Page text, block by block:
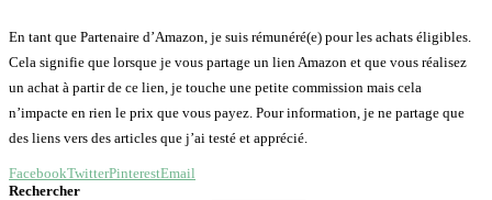
En tant que Partenaire d’Amazon, je suis rémunéré(e) pour les achats éligibles.
Cela signifie que lorsque je vous partage un lien Amazon et que vous réalisez
un achat à partir de ce lien, je touche une petite commission mais cela
n’impacte en rien le prix que vous payez. Pour information, je ne partage que
des liens vers des articles que j’ai testé et apprécié.
FacebookTwitterPinterestEmail
Rechercher